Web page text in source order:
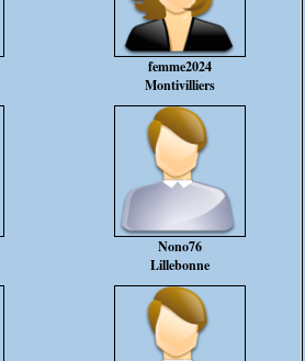
femme2024
Montivilliers
Nono76
Lillebonne